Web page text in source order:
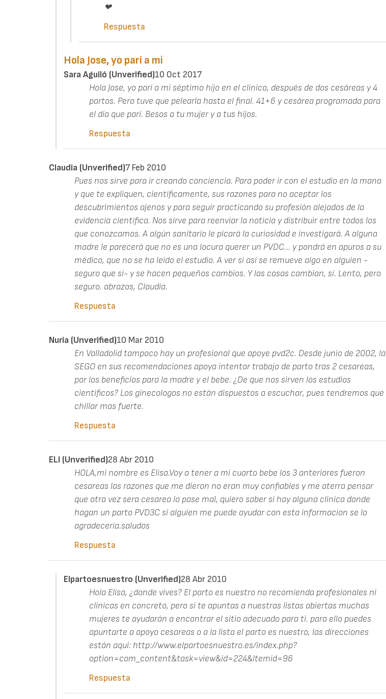
❤
Respuesta
Hola Jose, yo parí a mi
Sara Aguiló (unverified)10 Oct 2017
Hola Jose, yo parí a mi séptimo hijo en el clínico, después de dos cesáreas y 4
partos. Pero tuve que pelearla hasta el final. 41+6 y cesárea programada para
el día que parí. Besos a tu mujer y a tus hijos.
Respuesta
Claudia (unverified)7 Feb 2010
Pues nos sirve para ir creando conciencia. Para poder ir con el estudio en la mano
y que te expliquen, científicamente, sus razones para no aceptar los
descubrimientos ajenos y para seguir practicando su profesión alejados de la
evidencia científica. Nos sirve para reenviar la noticia y distribuir entre todos los
que conozcamos. A algún sanitario le picará la curiosidad e investigará. A alguna
madre le parecerá que no es una locura querer un PVDC... y pondrá en apuros a su
médico, que no se ha leído el estudio. A ver si así se remueve algo en alguien -
seguro que sí- y se hacen pequeños cambios. Y las cosas cambian, sí. Lento, pero
seguro. abrazos, Claudia.
Respuesta
Nuria (unverified)10 Mar 2010
En Valladolid tampoco hay un profesional que apoye pvd2c. Desde junio de 2002, la
SEGO en sus recomendaciones apoya intentar trabajo de parto tras 2 cesareas,
por los beneficios para la madre y el bebe. ¿De que nos sirven los estudios
cientificos? Los ginecologos no están dispuestos a escuchar, pues tendremos que
chillar mas fuerte.
Respuesta
ELI (unverified)28 Abr 2010
HOLA,mi nombre es Elisa.Voy a tener a mi cuarto bebe los 3 anteriores fueron
cesareas las razones que me dieron no eran muy confiables y me aterra pensar
que otra vez sera cesarea lo pase mal, quiero saber si hay alguna clinica donde
hagan un parto PVD3C si alguien me puede ayudar con esta informacion se lo
agradeceria.saludos
Respuesta
Elpartoesnuestro (unverified)28 Abr 2010
Hola Elisa, ¿donde vives? El parto es nuestro no recomienda profesionales ni
clinicas en concreto, pero si te apuntas a nuestras listas abiertas muchas
mujeres te ayudarán a encontrar el sitio adecuado para ti. para ello puedes
apuntarte a apoyo cesareas o a la lista el parto es nuestro, las direcciones
están aqui: http://www.elpartoesnuestro.es/index.php?
option=com_content&task=view&id=224&Itemid=96
Respuesta